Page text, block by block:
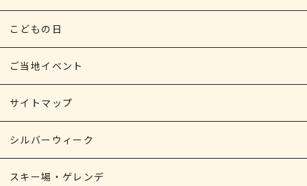
こどもの日
ご当地イベント
サイトマップ
シルバーウィーク
スキー場・ゲレンデ